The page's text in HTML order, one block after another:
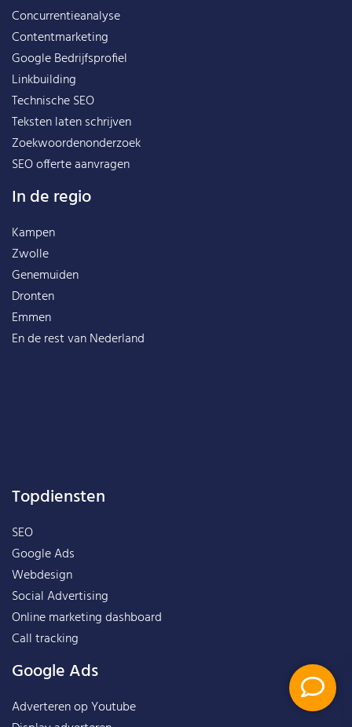
Concurrentieanalyse
Contentmarketing
Google Bedrijfsprofiel
Linkbuilding
Technische SEO
Teksten laten schrijven
Zoekwoordenonderzoek
SEO offerte aanvragen
In de regio
Kampen
Zwolle
Genemuiden
Dronten
Emmen
En de rest vanNederland
Topdiensten
SEO
Google Ads
Webdesign
Social Advertising
Online marketing dashboard
Call tracking
Google Ads
Adverteren op Youtube